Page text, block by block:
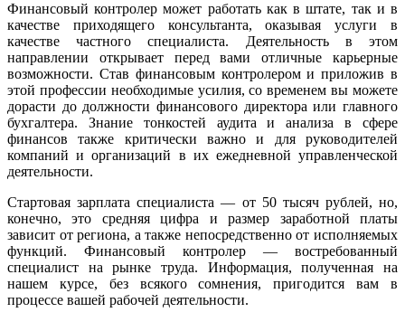
Финансовый контролер может работать как в штате, так и в
качестве приходящего консультанта, оказывая услуги в
качестве частного специалиста. Деятельность в этом
направлении открывает перед вами отличные карьерные
возможности. Став финансовым контролером и приложив в
этой профессии необходимые усилия, со временем вы можете
дорасти до должности финансового директора или главного
бухгалтера. Знание тонкостей аудита и анализа в сфере
финансов также критически важно и для руководителей
компаний и организаций в их ежедневной управленческой
деятельности.
Стартовая зарплата специалиста — от 50 тысяч рублей, но,
конечно, это средняя цифра и размер заработной платы
зависит от региона, а также непосредственно от исполняемых
функций. Финансовый контролер — востребованный
специалист на рынке труда. Информация, полученная на
нашем курсе, без всякого сомнения, пригодится вам в
процессе вашей рабочей деятельности.